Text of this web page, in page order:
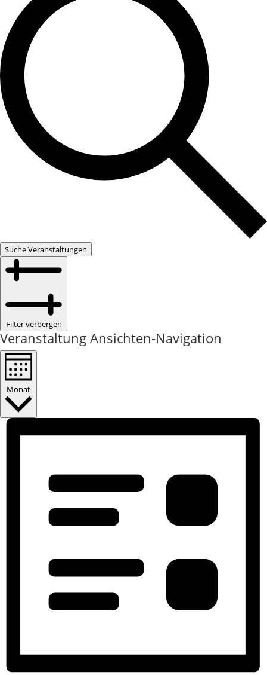
Suche Veranstaltungen
Filter verbergen
Veranstaltung Ansichten-Navigation
Monat